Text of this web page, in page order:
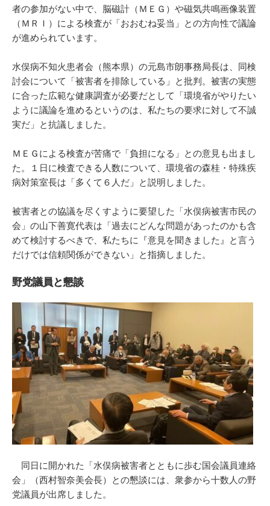
者の参加がない中で、脳磁計（ＭＥＧ）や磁気共鳴画像装置
（ＭＲＩ）による検査が「おおむね妥当」との方向性で議論
が進められています。
水俣病不知火患者会（熊本県）の元島市朗事務局長は、同検
討会について「被害者を排除している」と批判。被害の実態
に合った広範な健康調査が必要だとして「環境省がやりたい
ように議論を進めるというのは、私たちの要求に対して不誠
実だ」と抗議しました。
ＭＥＧによる検査が苦痛で「負担になる」との意見も出まし
た。１日に検査できる人数について、環境省の森桂・特殊疾
病対策室長は「多くて６人だ」と説明しました。
被害者との協議を尽くすように要望した「水俣病被害市民の
会」の山下善寛代表は「過去にどんな問題があったのかも含
めて検討するべきで、私たちに『意見を聞きました』と言う
だけでは信頼関係ができない」と指摘しました。
野党議員と懇談
同日に開かれた「水俣病被害者とともに歩む国会議員連絡
会」（西村智奈美会長）との懇談には、衆参から十数人の野
党議員が出席しました。